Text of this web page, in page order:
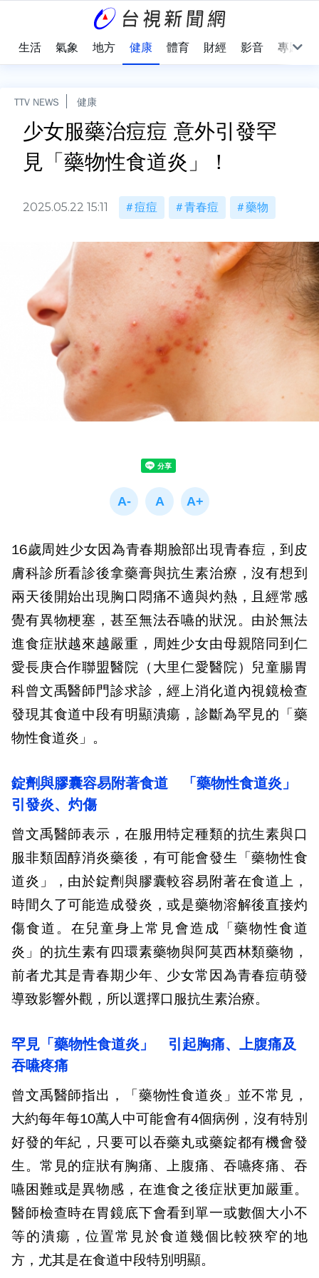
生活 氣象 地方 健康 體育 財經 影音 專題
TTV NEWS 健康
少女服藥治痘痘 意外引發罕
見「藥物性食道炎」！
2025.05.22 15:11 痘痘 青春痘 藥物
16歲周姓少女因為青春期臉部出現青春痘，到皮
膚科診所看診後拿藥膏與抗生素治療，沒有想到
兩天後開始出現胸口悶痛不適與灼熱，且經常感
覺有異物梗塞，甚至無法吞嚥的狀況。由於無法
進食症狀越來越嚴重，周姓少女由母親陪同到仁
愛長庚合作聯盟醫院（大里仁愛醫院）兒童腸胃
科曾文禹醫師門診求診，經上消化道內視鏡檢查
發現其食道中段有明顯潰瘍，診斷為罕見的「藥
物性食道炎」。
錠劑與膠囊容易附著食道 「藥物性食道炎」
引發炎、灼傷
曾文禹醫師表示，在服用特定種類的抗生素與口
服非類固醇消炎藥後，有可能會發生「藥物性食
道炎」，由於錠劑與膠囊較容易附著在食道上，
時間久了可能造成發炎，或是藥物溶解後直接灼
傷食道。在兒童身上常見會造成「藥物性食道
炎」的抗生素有四環素藥物與阿莫西林類藥物，
前者尤其是青春期少年、少女常因為青春痘萌發
導致影響外觀，所以選擇口服抗生素治療。
罕見「藥物性食道炎」 引起胸痛、上腹痛及
吞嚥疼痛
曾文禹醫師指出，「藥物性食道炎」並不常見，
大約每年每10萬人中可能會有4個病例，沒有特別
好發的年紀，只要可以吞藥丸或藥錠都有機會發
生。常見的症狀有胸痛、上腹痛、吞嚥疼痛、吞
嚥困難或是異物感，在進食之後症狀更加嚴重。
醫師檢查時在胃鏡底下會看到單一或數個大小不
等的潰瘍，位置常見於食道幾個比較狹窄的地
方，尤其是在食道中段特別明顯。